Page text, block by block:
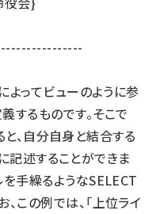
ってビューのように参
するものです。そこで
、自分自身と結合する
記述することができま
を手繰るようなSELECT
この例では、「上位ライ